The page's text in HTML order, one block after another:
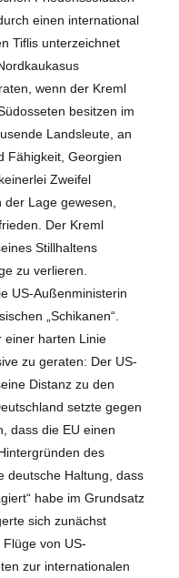
einen international
Tiflis unterzeichnet
wenn der Kreml
besitzen im
Landsleute, an
Fähigkeit, Georgien
Zweifel
Lage gewesen,
Der Kreml
Stillhaltens
zu verlieren.
US-Außenministerin
„Schikanen“.
einer harten Linie
zu geraten: Der US-
Distanz zu den
setzte gegen
dass die EU einen
des
deutsche Haltung, dass
habe im Grundsatz
sich zunächst
von US-
zur internationalen